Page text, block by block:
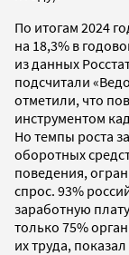
По итогам 2024
на 18,3% в
из данных
подсчитали
отметили, что
инструментом
Но темпы роста
оборотных
поведения,
спрос. 93%
заработную
только 75%
их труда,